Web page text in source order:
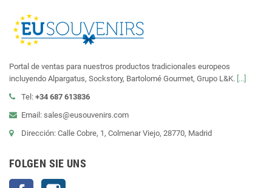
Portal de ventas para nuestros productos tradicionales europeos
incluyendo Alpargatus, Sockstory, Bartolomé Gourmet, Grupo L&K. [...]
Tel: +34 687 613836
Email: sales@eusouvenirs.com
Dirección: Calle Cobre, 1, Colmenar Viejo, 28770, Madrid
FOLGEN SIE UNS
Facebook